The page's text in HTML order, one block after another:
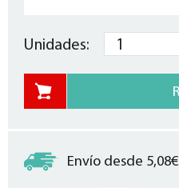
Unidades:
Envío desde 5,08€